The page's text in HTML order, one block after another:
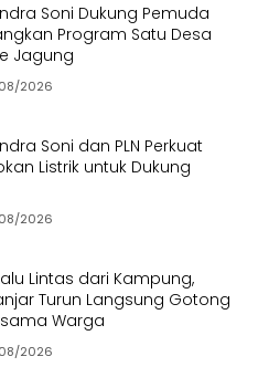
Soni Dukung Pemuda
Program Satu Desa
Jagung
2026
Soni dan PLN Perkuat
Listrik untuk Dukung
2026
Lintas dari Kampung,
Turun Langsung Gotong
Warga
2026